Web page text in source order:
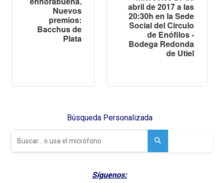
Nuevos
premios:
Bacchus de
Plata
abril de 2017 a las
20:30h en la Sede
Social del Circulo
de Enófilos -
Bodega Redonda
de Utiel
Búsqueda Personalizada
Síguenos: